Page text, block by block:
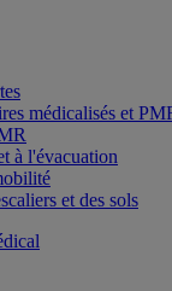
médicalisés et
à l'évacuation
et des sols